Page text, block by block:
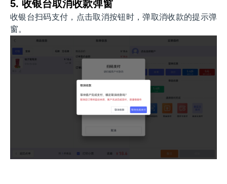
5. 收银台取消收款弹窗
收银台扫码支付，点击取消按钮时，弹取消收款的提示弹
窗。